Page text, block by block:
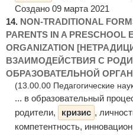
Создано 09 марта 2021
14. NON-TRADITIONAL
PARENTS IN A PRESCHOOL
ORGANIZATION
ВЗАИМОДЕЙСТВИЯ С
ОБРАЗОВАТЕЛЬНОЙ
(13.00.00 Педагогические
... в образовательный
родители,
кризис ,
компетентность,